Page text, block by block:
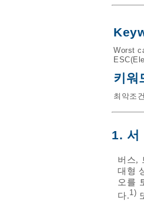
Worst
키워
최악조
1. 서
버스,
대형
오를
다.1)